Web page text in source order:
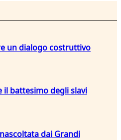
un dialogo costruttivo
il battesimo degli slavi
dai Grandi